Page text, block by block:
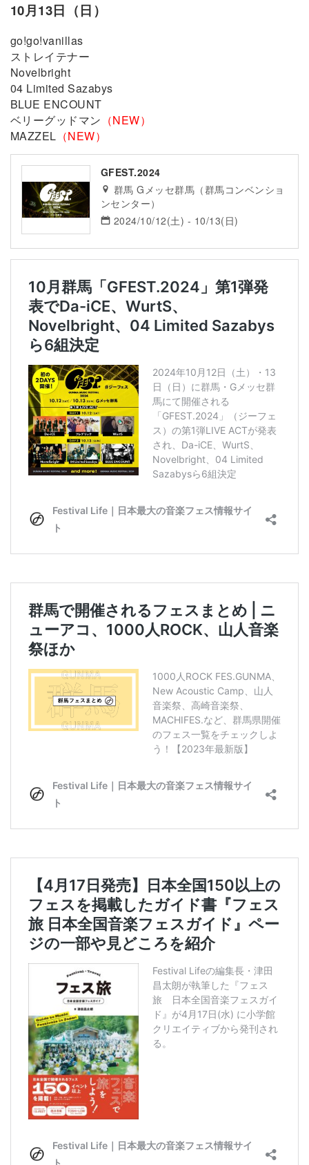
10月13日（日）
go!go!vanillas
ストレイテナー
Novelbright
04 Limited Sazabys
BLUE ENCOUNT
ベリーグッドマン （NEW）
MAZZEL （NEW）
GFEST.2024
群馬 Gメッセ群馬（群馬コンベンショ
ンセンター）
2024/10/12(土) - 10/13(日)